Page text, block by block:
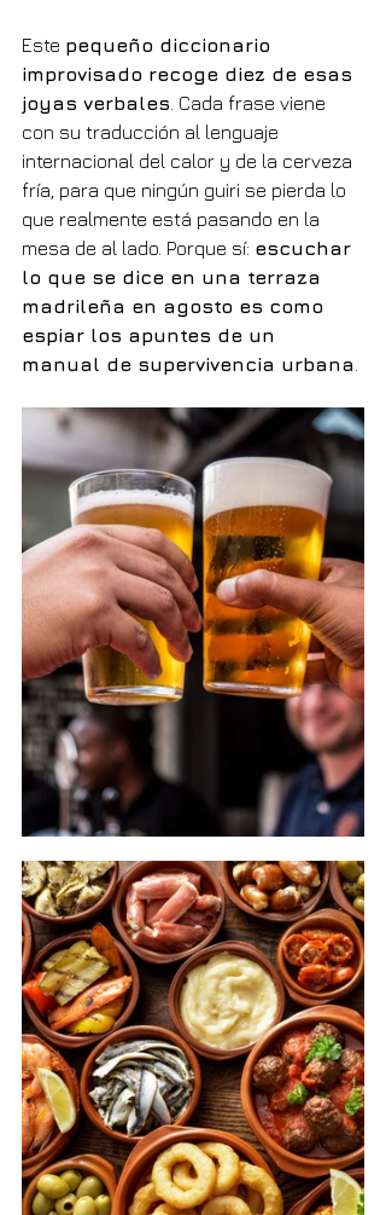
Este pequeño diccionario
improvisado recoge diez de esas
joyas verbales . Cada frase viene
con su traducción al lenguaje
internacional del calor y de la cerveza
fría, para que ningún guiri se pierda lo
que realmente está pasando en la
mesa de al lado. Porque sí: escuchar
lo que se dice en una terraza
madrileña en agosto es como
espiar los apuntes de un
manual de supervivencia urbana